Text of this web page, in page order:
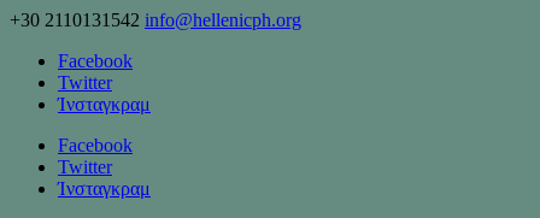
+30 2110131542 info@hellenicph.org
Facebook
Twitter
Ίνσταγκραμ
Facebook
Twitter
Ίνσταγκραμ